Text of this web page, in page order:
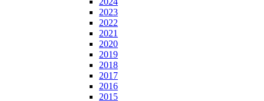
2023
2022
2021
2020
2019
2018
2017
2016
2015